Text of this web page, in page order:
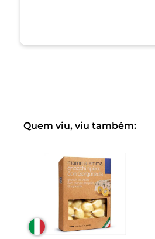
Quem viu, viu também: